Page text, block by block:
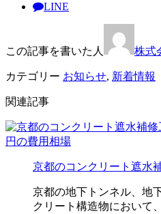
LINE
この記事を書いた人 株式
カテゴリー お知らせ, 新着情報
関連記事
京都のコンクリート遮水
京都の地下トンネル、地
クリート構造物において